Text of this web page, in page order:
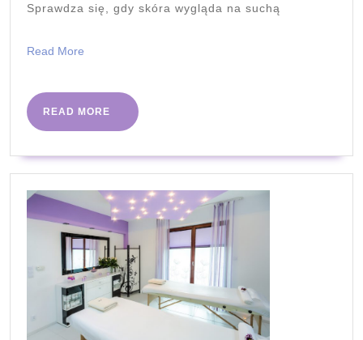
Sprawdza się, gdy skóra wygląda na suchą
Read More
READ MORE
READ
MORE